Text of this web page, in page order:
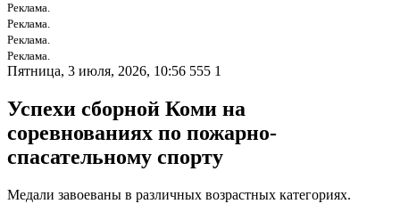
Реклама.
Реклама.
Реклама.
Реклама.
Пятница, 3 июля, 2026, 10:56 555 1
Успехи сборной Коми на
соревнованиях по пожарно-
спасательному спорту
Медали завоеваны в различных возрастных категориях.